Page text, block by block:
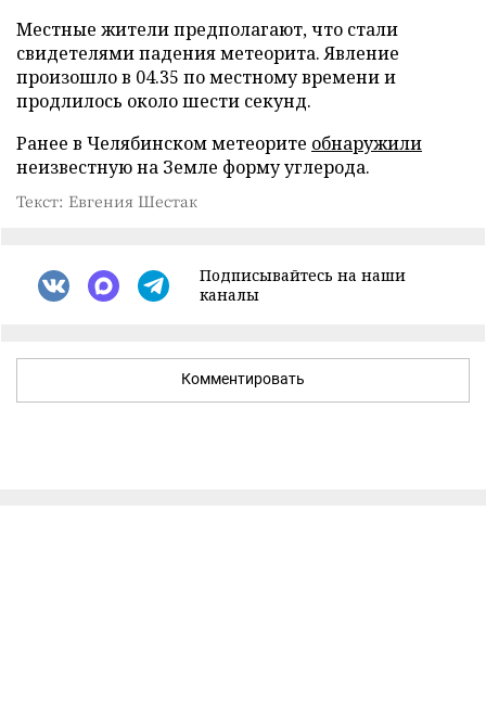
Местные жители предполагают, что стали
свидетелями падения метеорита. Явление
произошло в 04.35 по местному времени и
продлилось около шести секунд.
Ранее в Челябинском метеорите обнаружили
неизвестную на Земле форму углерода.
Текст: Евгения Шестак
Подписывайтесь на наши
каналы
Комментировать